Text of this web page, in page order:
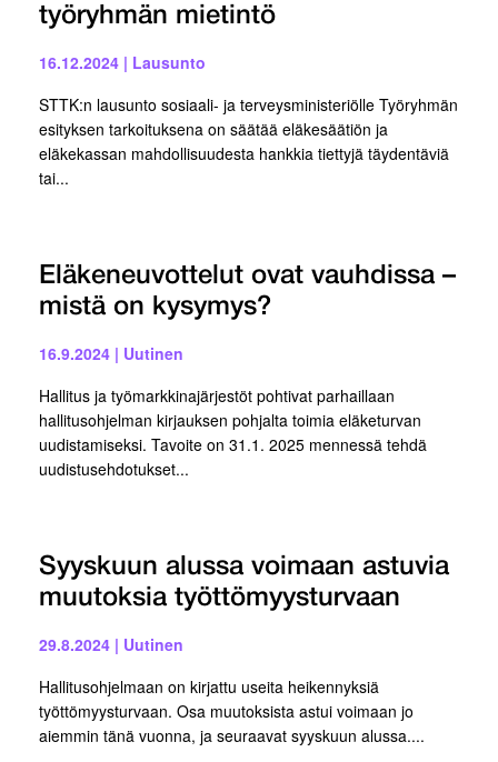
työryhmän mietintö
16.12.2024 | Lausunto
STTK:n lausunto sosiaali- ja terveysministeriölle Työryhmän
esityksen tarkoituksena on säätää eläkesäätiön ja
eläkekassan mahdollisuudesta hankkia tiettyjä täydentäviä
tai...
Eläkeneuvottelut ovat vauhdissa –
mistä on kysymys?
16.9.2024 | Uutinen
Hallitus ja työmarkkinajärjestöt pohtivat parhaillaan
hallitusohjelman kirjauksen pohjalta toimia eläketurvan
uudistamiseksi. Tavoite on 31.1. 2025 mennessä tehdä
uudistusehdotukset...
Syyskuun alussa voimaan astuvia
muutoksia työttömyysturvaan
29.8.2024 | Uutinen
Hallitusohjelmaan on kirjattu useita heikennyksiä
työttömyysturvaan. Osa muutoksista astui voimaan jo
aiemmin tänä vuonna, ja seuraavat syyskuun alussa....